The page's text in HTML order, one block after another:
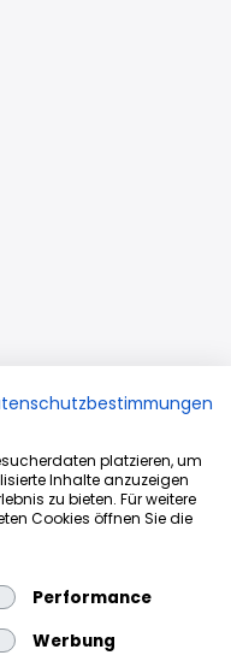
platzieren, um
Inhalte anzuzeigen
zu bieten. Für weitere
Cookies öffnen Sie die
Performance
Werbung